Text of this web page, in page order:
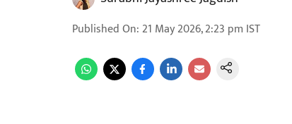
Published On: 21 May 2026, 2:23 pm IST